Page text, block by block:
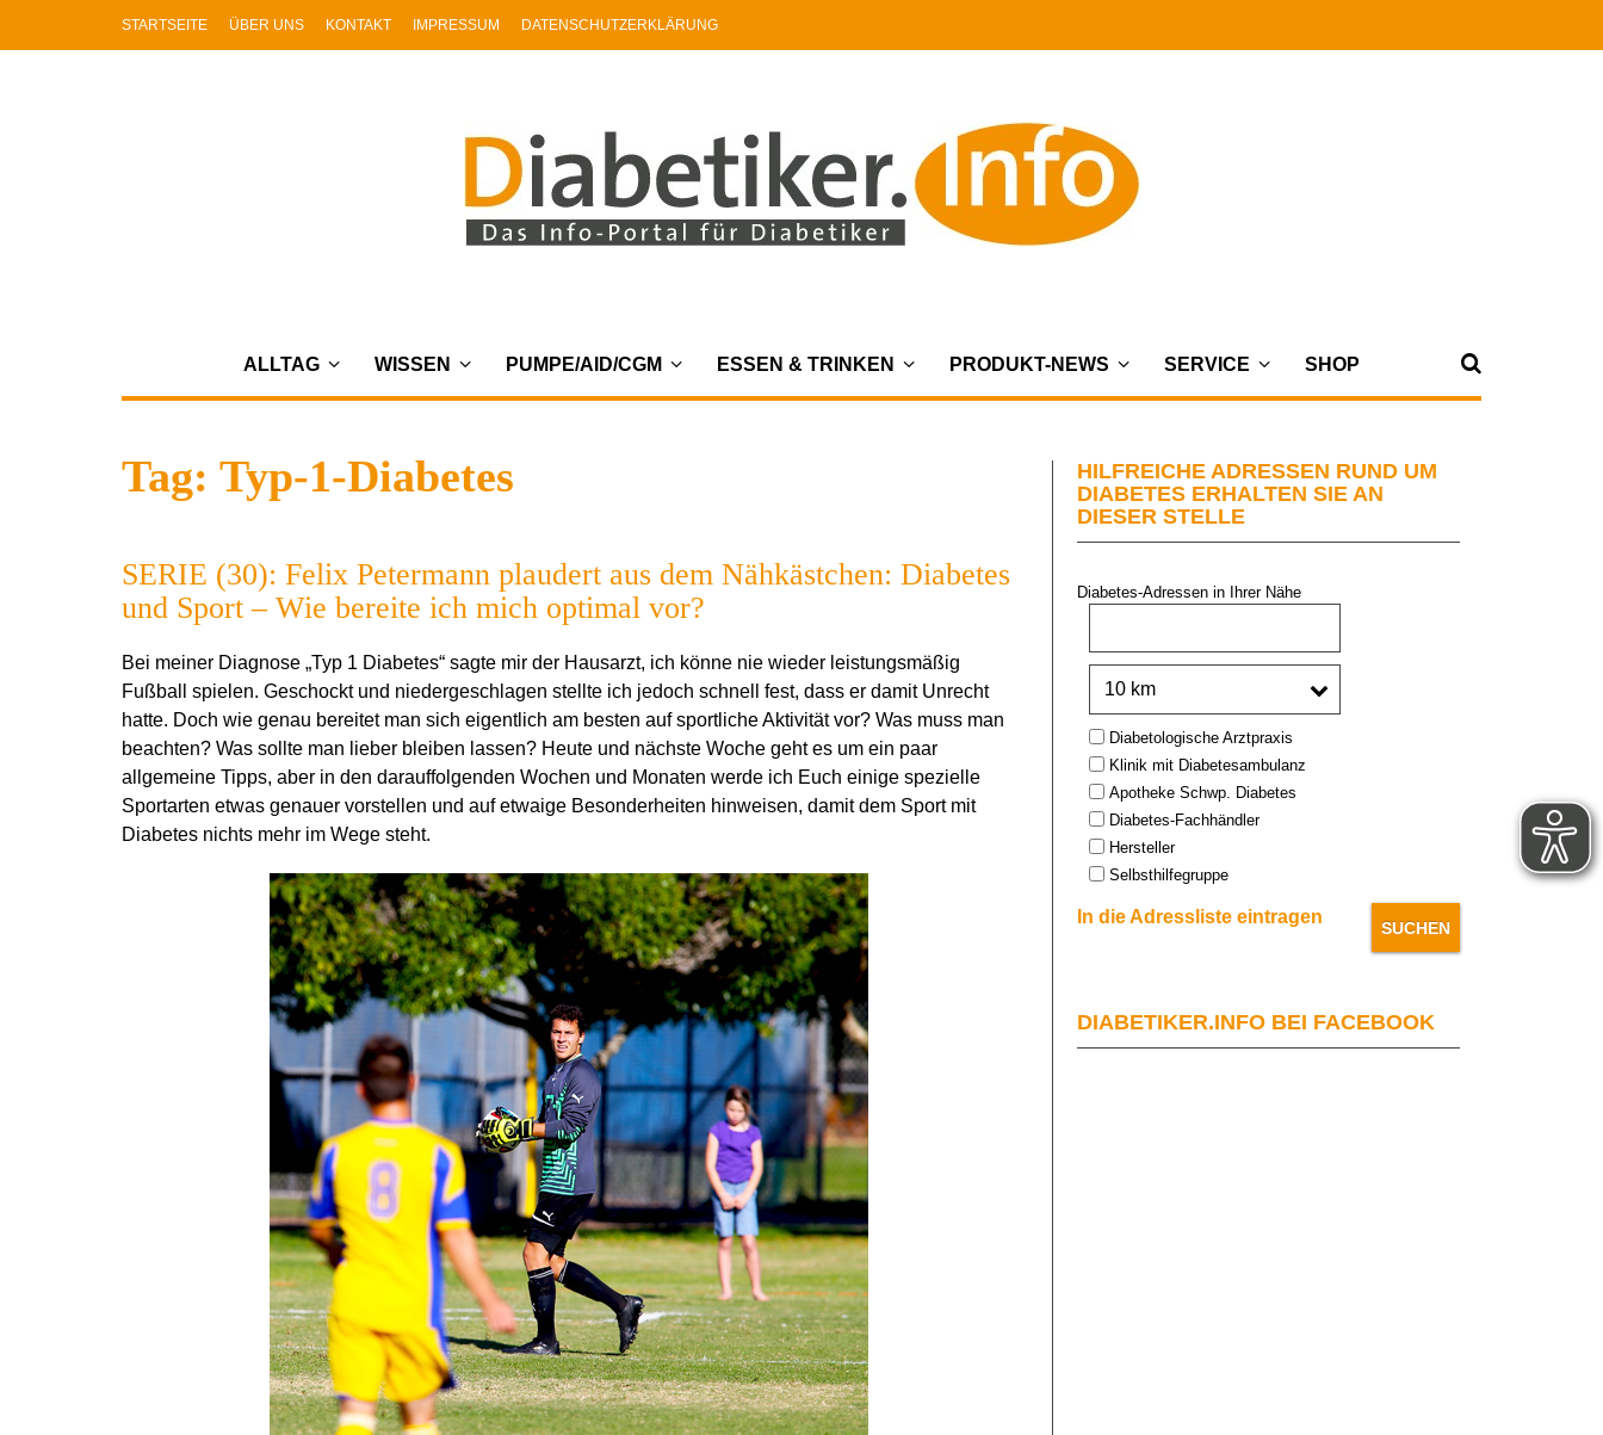
STARTSEITE ÜBER UNS KONTAKT IMPRESSUM DATENSCHUTZERKLÄRUNG
ALLTAG WISSEN PUMPE/AID/CGM ESSEN & TRINKEN PRODUKT-NEWS SERVICE SHOP
Tag: Typ-1-Diabetes
SERIE (30): Felix Petermann plaudert aus dem Nähkästchen: Diabetes
und Sport – Wie bereite ich mich optimal vor?
Bei meiner Diagnose „Typ 1 Diabetes“ sagte mir der Hausarzt, ich könne nie wieder leistungsmäßig
Fußball spielen. Geschockt und niedergeschlagen stellte ich jedoch schnell fest, dass er damit Unrecht
hatte. Doch wie genau bereitet man sich eigentlich am besten auf sportliche Aktivität vor? Was muss man
beachten? Was sollte man lieber bleiben lassen? Heute und nächste Woche geht es um ein paar
allgemeine Tipps, aber in den darauffolgenden Wochen und Monaten werde ich Euch einige spezielle
Sportarten etwas genauer vorstellen und auf etwaige Besonderheiten hinweisen, damit dem Sport mit
Diabetes nichts mehr im Wege steht.
HILFREICHE ADRESSEN RUND UM
DIABETES ERHALTEN SIE AN
DIESER STELLE
Diabetes-Adressen in Ihrer Nähe
Type:Diabetologische Arztpraxis
Klinik mit Diabetesambulanz
Apotheke Schwp. Diabetes
Diabetes-Fachhändler
Hersteller
Selbsthilfegruppe
In die Adressliste eintragen
DIABETIKER.INFO BEI FACEBOOK